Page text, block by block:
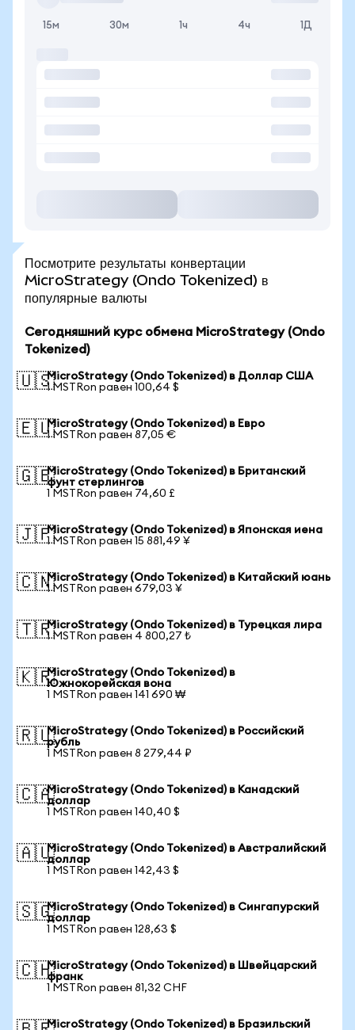
15м 30м 1ч 4ч 1Д
Посмотрите результаты конвертации
MicroStrategy (Ondo Tokenized) в
популярные валюты
Сегодняшний курс обмена MicroStrategy (Ondo
Tokenized)
🇺🇸MicroStrategy (Ondo Tokenized) в Доллар США
1 MSTRon равен 100,64 $
🇪🇺MicroStrategy (Ondo Tokenized) в Евро
1 MSTRon равен 87,05 €
🇬🇧MicroStrategy (Ondo Tokenized) в Британский
фунт стерлингов
1 MSTRon равен 74,60 £
🇯🇵MicroStrategy (Ondo Tokenized) в Японская иена
1 MSTRon равен 15 881,49 ¥
🇨🇳MicroStrategy (Ondo Tokenized) в Китайский юань
1 MSTRon равен 679,03 ¥
🇹🇷MicroStrategy (Ondo Tokenized) в Турецкая лира
1 MSTRon равен 4 800,27 ₺
🇰🇷MicroStrategy (Ondo Tokenized) в
Южнокорейская вона
1 MSTRon равен 141 690 ₩
🇷🇺MicroStrategy (Ondo Tokenized) в Российский
рубль
1 MSTRon равен 8 279,44 ₽
🇨🇦MicroStrategy (Ondo Tokenized) в Канадский
доллар
1 MSTRon равен 140,40 $
🇦🇺MicroStrategy (Ondo Tokenized) в Австралийский
доллар
1 MSTRon равен 142,43 $
🇸🇬MicroStrategy (Ondo Tokenized) в Сингапурский
доллар
1 MSTRon равен 128,63 $
🇨🇭MicroStrategy (Ondo Tokenized) в Швейцарский
франк
1 MSTRon равен 81,32 CHF
MicroStrategy (Ondo Tokenized) в Бразильский